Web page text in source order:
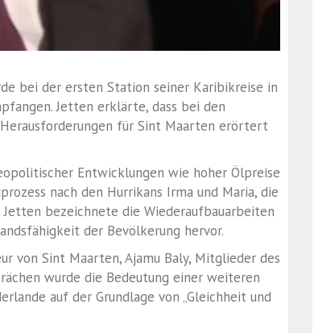
bei der ersten Station seiner Karibikreise in
Jetten erklärte, dass bei den
für Sint Maarten erörtert
Entwicklungen wie hoher Ölpreise
nach den Hurrikans Irma und Maria, die
bezeichnete die Wiederaufbauarbeiten
der Bevölkerung hervor.
von Sint Maarten,Ajamu Baly, Mitglieder des
wurde die Bedeutung einer weiteren
auf der Grundlage von „Gleichheit und